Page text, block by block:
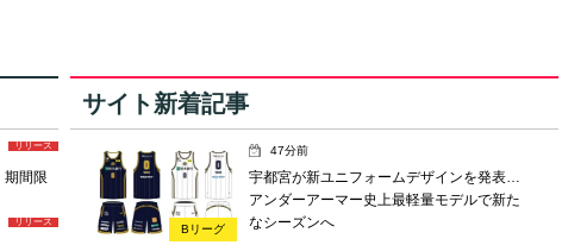
期間限
リリース
リリース
サイト新着記事
Bリーグ
47分前
宇都宮が新ユニフォームデザインを発表…
アンダーアーマー史上最軽量モデルで新た
なシーズンへ